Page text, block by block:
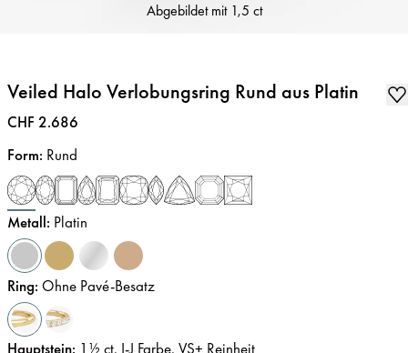
Abgebildet mit 1,5 ct
Veiled Halo Verlobungsring Rund aus Platin
Preis
CHF 2.686
Form: Rund
Metall: Platin
Ring: Ohne Pavé-Besatz
Hauptstein: 1½ ct, I-J Farbe, VS+ Reinheit